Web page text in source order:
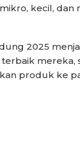
kecil, dan
2025
mereka,
produk ke